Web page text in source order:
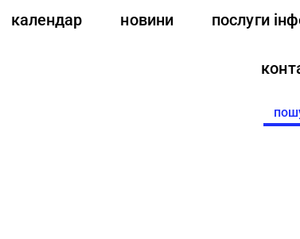
календар новини послуги
for: